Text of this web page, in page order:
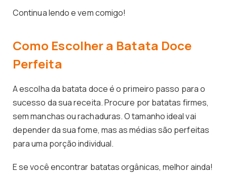
Continua lendo e vem comigo!
Como Escolher a Batata Doce
Perfeita
A escolha da batata doce é o primeiro passo para o
sucesso da sua receita. Procure por batatas firmes,
sem manchas ou rachaduras. O tamanho ideal vai
depender da sua fome, mas as médias são perfeitas
para uma porção individual.
E se você encontrar batatas orgânicas, melhor ainda!